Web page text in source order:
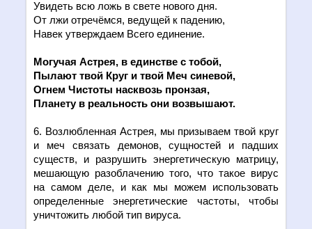
Увидеть всю ложь в свете нового дня.
От лжи отречёмся, ведущей к падению,
Навек утверждаем Всего единение.
Могучая Астрея, в единcтве с тобой,
Пылают твой Круг и твой Меч синевой,
Огнем Чистоты насквозь пронзая,
Планету в реальность они возвышают.
6. Возлюбленная Астрея, мы призываем твой круг
и меч связать демонов, сущностей и падших
существ, и разрушить энергетическую матрицу,
мешающую разоблачению того, что такое вирус
на самом деле, и как мы можем использовать
определенные энергетические частоты, чтобы
уничтожить любой тип вируса.